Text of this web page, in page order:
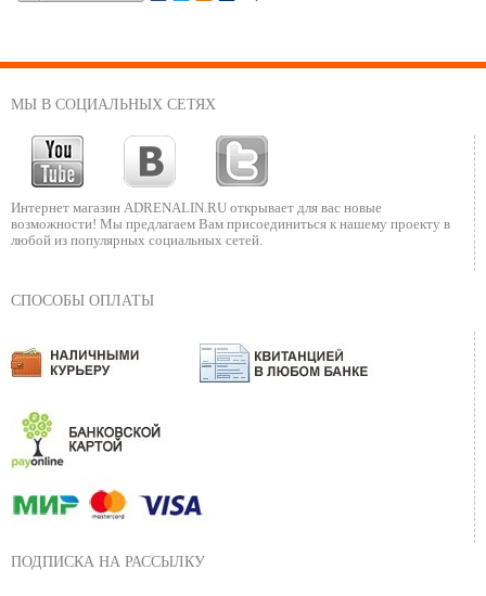
МЫ В СОЦИАЛЬНЫХ СЕТЯХ
Интернет магазин ADRENALIN.RU открывает для вас новые
возможности! Мы предлагаем Вам присоединиться к нашему проекту в
любой из популярных социальных сетей.
СПОСОБЫ ОПЛАТЫ
ПОДПИСКА НА РАССЫЛКУ